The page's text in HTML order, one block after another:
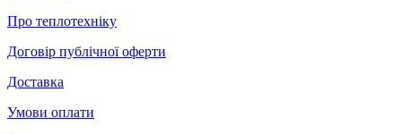
Про теплотехніку
Договір публічної оферти
Доставка
Умови оплати